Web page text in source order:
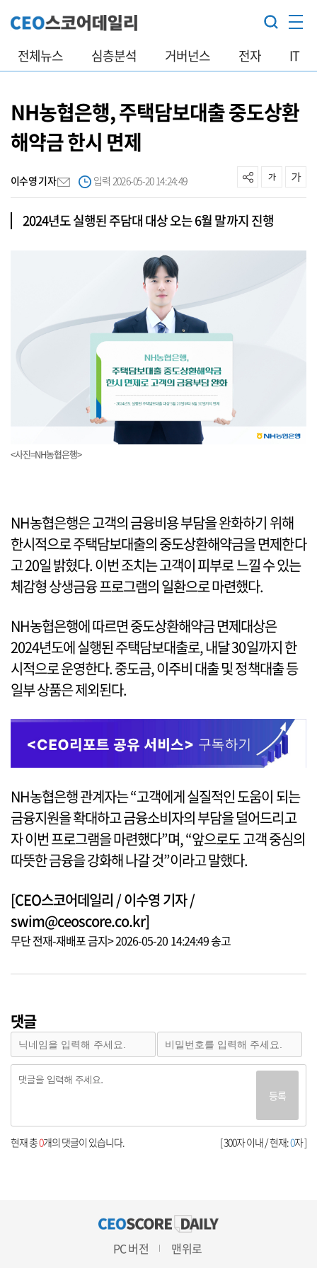
전체뉴스 심층분석 거버넌스 전자 IT
NH농협은행, 주택담보대출 중도상환
해약금 한시 면제
이수영 기자 입력 2026-05-20 14:24:49
2024년도 실행된 주담대 대상 오는 6월 말까지 진행
<사진=NH농협은행>
NH농협은행은 고객의 금융비용 부담을 완화하기 위해
한시적으로 주택담보대출의 중도상환해약금을 면제한다
고 20일 밝혔다. 이번 조치는 고객이 피부로 느낄 수 있는
체감형 상생금융 프로그램의 일환으로 마련했다.
NH농협은행에 따르면 중도상환해약금 면제대상은
2024년도에 실행된 주택담보대출로, 내달 30일까지 한
시적으로 운영한다. 중도금, 이주비 대출 및 정책대출 등
일부 상품은 제외된다.
NH농협은행 관계자는 “고객에게 실질적인 도움이 되는
금융지원을 확대하고 금융소비자의 부담을 덜어드리고
자 이번 프로그램을 마련했다”며, “앞으로도 고객 중심의
따뜻한 금융을 강화해 나갈 것”이라고 말했다.
[CEO스코어데일리 / 이수영 기자 /
swim@ceoscore.co.kr]
무단 전재-재배포 금지> 2026-05-20 14:24:49 송고
댓글
등록
[ 300자 이내 / 현재:0자 ]
현재 총0개의 댓글이 있습니다.
PC 버전 맨위로